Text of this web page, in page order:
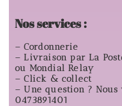
Nos services :
– Cordonnerie
– Livraison par La
ou Mondial Relay
– Click & collect
– Une question ?
0473891401